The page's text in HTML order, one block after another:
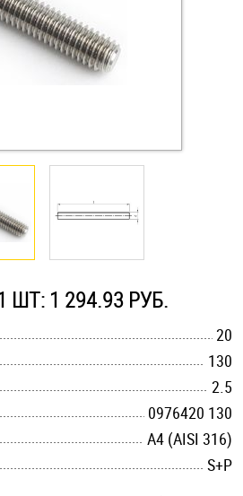
резьбой
для яхт
ШТ: 1 294.93 РУБ.
20
130
2.5
0976420 130
A4 (AISI 316)
S+P